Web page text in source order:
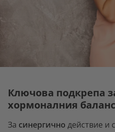
Ключова подкрепа
хормоналния
За синергично действие и